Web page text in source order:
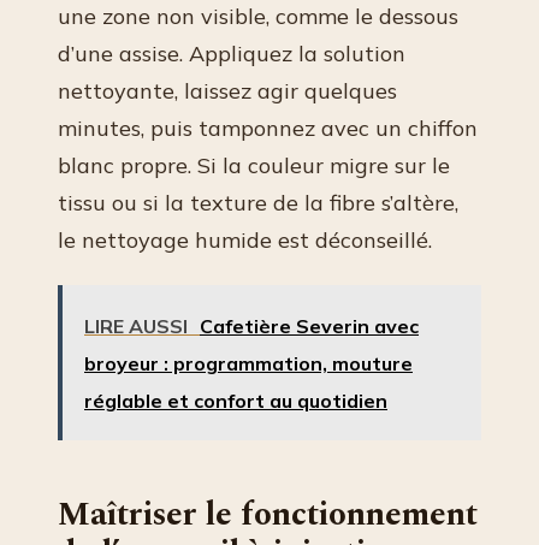
une zone non visible, comme le dessous
d’une assise. Appliquez la solution
nettoyante, laissez agir quelques
minutes, puis tamponnez avec un chiffon
blanc propre. Si la couleur migre sur le
tissu ou si la texture de la fibre s’altère,
le nettoyage humide est déconseillé.
LIRE AUSSI Cafetière Severin avec
broyeur : programmation, mouture
réglable et confort au quotidien
Maîtriser le fonctionnement